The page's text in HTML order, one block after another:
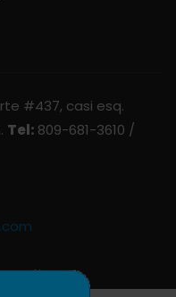
#437, casi esq.
Tel: 809-681-3610 /